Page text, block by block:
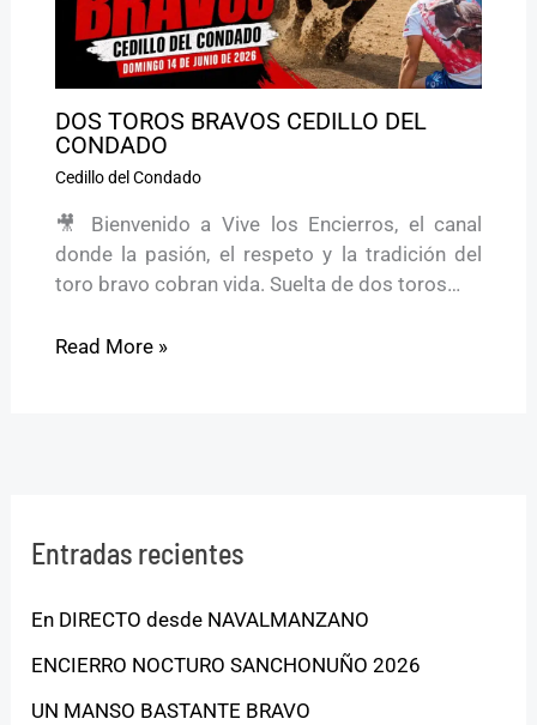
DOS TOROS BRAVOS CEDILLO DEL
CONDADO
Cedillo del Condado
🎥 Bienvenido a Vive los Encierros, el canal
donde la pasión, el respeto y la tradición del
toro bravo cobran vida. Suelta de dos toros…
Read More »
Entradas recientes
En DIRECTO desde NAVALMANZANO
ENCIERRO NOCTURO SANCHONUÑO 2026
UN MANSO BASTANTE BRAVO